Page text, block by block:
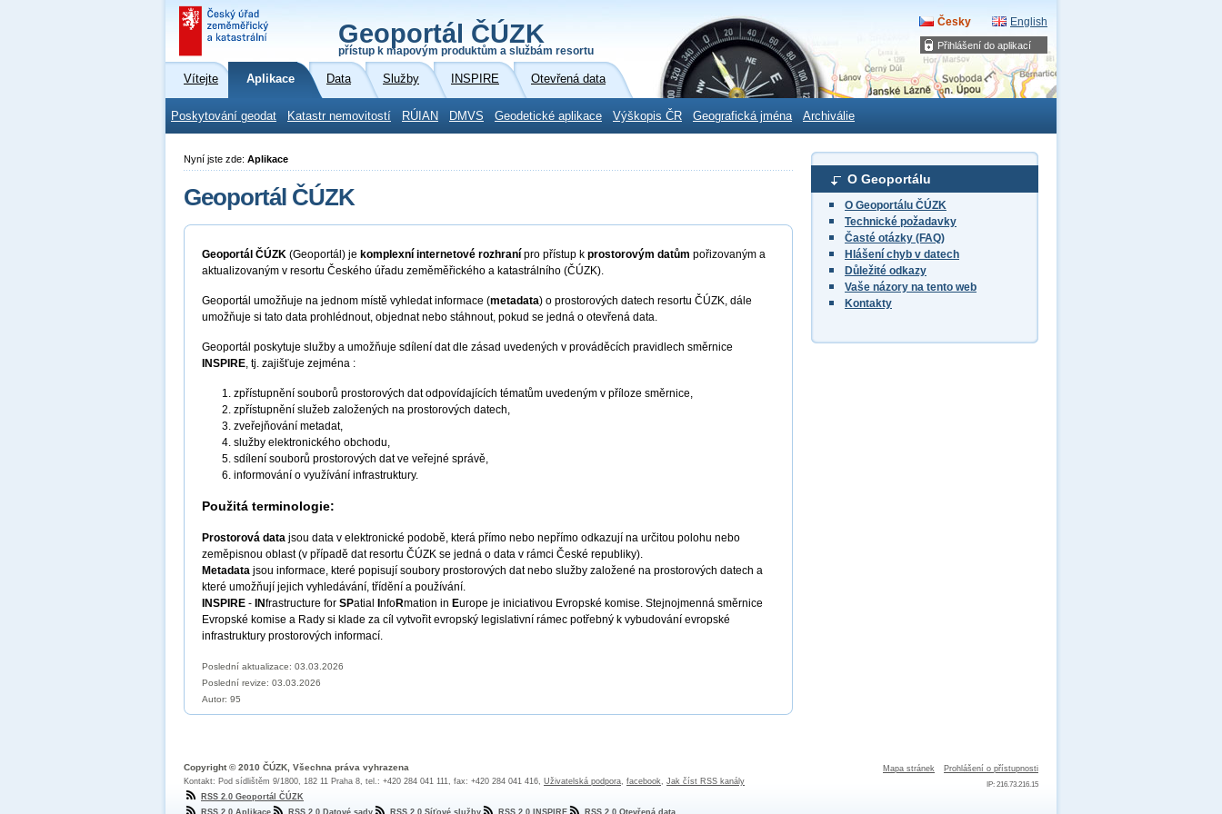
Přihlášení do aplikací
Geoportál ČÚZK
přístup k mapovým produktům a službám resortu
Česky English
Vítejte Aplikace Data Služby INSPIRE Otevřená data
Poskytování geodat Katastr nemovitostí RÚIAN DMVS Geodetické aplikace Výškopis ČR Geografická jména Archiválie
O Geoportálu
O Geoportálu ČÚZK
Technické požadavky
Časté otázky (FAQ)
Hlášení chyb v datech
Důležité odkazy
Vaše názory na tento web
Kontakty
Nyní jste zde: Aplikace
Geoportál ČÚZK
Geoportál ČÚZK (Geoportál) je komplexní internetové rozhraní pro přístup k prostorovým datům pořizovaným a
aktualizovaným v resortu Českého úřadu zeměměřického a katastrálního (ČÚZK).
Geoportál umožňuje na jednom místě vyhledat informace (metadata) o prostorových datech resortu ČÚZK, dále
umožňuje si tato data prohlédnout, objednat nebo stáhnout, pokud se jedná o otevřená data.
Geoportál poskytuje služby a umožňuje sdílení dat dle zásad uvedených v prováděcích pravidlech směrnice
INSPIRE, tj. zajišťuje zejména :
zpřístupnění souborů prostorových dat odpovídajících tématům uvedeným v příloze směrnice,
zpřístupnění služeb založených na prostorových datech,
zveřejňování metadat,
služby elektronického obchodu,
sdílení souborů prostorových dat ve veřejné správě,
informování o využívání infrastruktury.
Použitá terminologie:
Prostorová data jsou data v elektronické podobě, která přímo nebo nepřímo odkazují na určitou polohu nebo
zeměpisnou oblast (v případě dat resortu ČÚZK se jedná o data v rámci České republiky).
Metadata jsou informace, které popisují soubory prostorových dat nebo služby založené na prostorových datech a
které umožňují jejich vyhledávání, třídění a používání.
INSPIRE - INfrastructure for SPatial nfoRmation in Europe je iniciativou Evropské komise. Stejnojmenná směrnice
Evropské komise a Rady si klade za cíl vytvořit evropský legislativní rámec potřebný k vybudování evropské
infrastruktury prostorových informací.
Poslední aktualizace: 03.03.2026
Poslední revize: 03.03.2026
Autor: 95
Mapa stránek Prohlášení o přístupnosti
IP: 216.73.216.15
Copyright © 2010 ČÚZK, Všechna práva vyhrazena
Kontakt: Pod sídlištěm 9/1800, 182 11 Praha 8, tel.: +420 284 041 111, fax: +420 284 041 416, Uživatelská podpora, facebook, Jak číst RSS kanály
RSS 2.0 Geoportál ČÚZK
RSS 2.0 Aplikace
RSS 2.0 Datové sady RSS 2.0 Síťové služby RSS 2.0 INSPIRE RSS 2.0 Otevřená data